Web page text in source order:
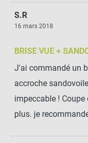
S.R
16 mars 2018
BRISE VUE +
J'ai commandé un
accroche
impeccable !
plus. je